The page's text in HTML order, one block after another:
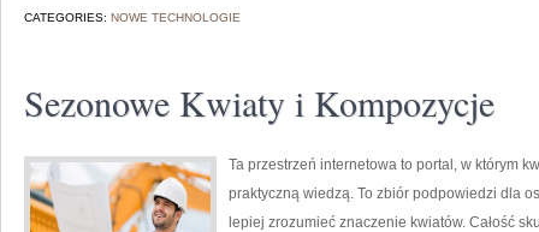
CATEGORIES: NOWE TECHNOLOGIE
Sezonowe Kwiaty i Kompozycje
Ta przestrzeń internetowa to portal, w którym
praktyczną wiedzą. To zbiór podpowiedzi dla
lepiej zrozumieć znaczenie kwiatów. Całość